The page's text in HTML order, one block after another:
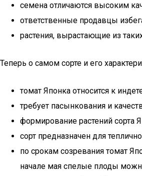
семена отличаются высоким
ответственные продавцы
растения, вырастающие из
Теперь о самом сорте и его
томат Японка относится к
требует пасынкования и
формирование растений сорта
сорт предназначен для
по срокам созревания томат
начале мая спелые плоды